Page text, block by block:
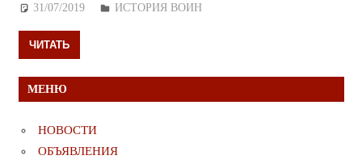
31/07/2019 Дежурный по Редакции
ИСТОРИЯ ВОИН
ЧИТАТЬ
МЕНЮ
НОВОСТИ
ОБЪЯВЛЕНИЯ